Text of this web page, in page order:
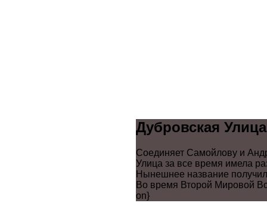
Дубровская Улица
Соединяет Самойлову и
Улица за все время имела
Нынешнее название
Во время Второй Мировой
on}